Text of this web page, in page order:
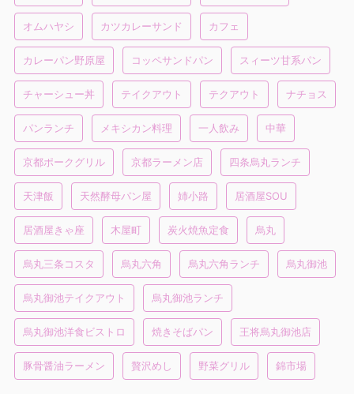
オムハヤシ カツカレーサンド カフェ
カレーパン野原屋 コッペサンドパン スィーツ甘系パン
チャーシュー丼 テイクアウト テクアウト ナチョス
パンランチ メキシカン料理 一人飲み 中華
京都ポークグリル 京都ラーメン店 四条烏丸ランチ
天津飯 天然酵母パン屋 姉小路 居酒屋SOU
居酒屋きゃ座 木屋町 炭火焼魚定食 烏丸
烏丸三条コスタ 烏丸六角 烏丸六角ランチ 烏丸御池
烏丸御池テイクアウト 烏丸御池ランチ
烏丸御池洋食ビストロ 焼きそばパン 王将烏丸御池店
豚骨醤油ラーメン 贅沢めし 野菜グリル 錦市場